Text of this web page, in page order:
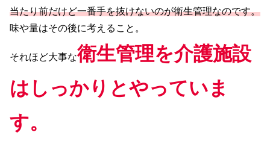
当たり前だけど一番手を抜けないのが衛生管理なのです。
味や量はその後に考えること。
それほど大事な衛生管理を介護施設
はしっかりとやっていま
す。